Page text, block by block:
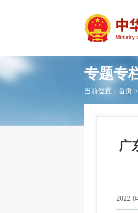
专题专
当前位置： 首页 >
广
2022-